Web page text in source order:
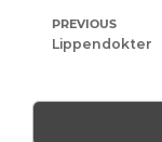
PREVIOUS
Lippendokter